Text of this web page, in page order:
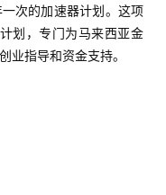
次的加速器计划。这项
划，专门为马来西亚金
业指导和资金支持。